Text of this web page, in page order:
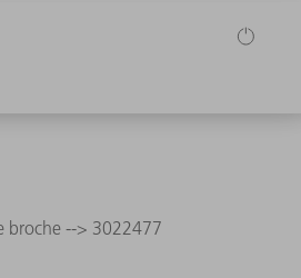
broche --> 3022477